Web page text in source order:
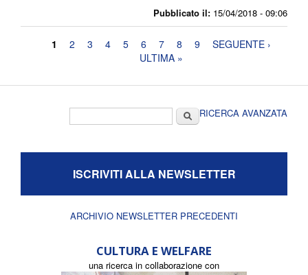
Pubblicato il: 15/04/2018 - 09:06
Pagine
1 2 3 4 5 6 7 8 9
SEGUENTE ›
ULTIMA »
CercaRICERCA AVANZATA
ISCRIVITI ALLA NEWSLETTER
ARCHIVIO NEWSLETTER PRECEDENTI
CULTURA E WELFARE
una ricerca in collaborazione con